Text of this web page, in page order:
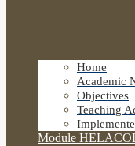
Home
Academic
Objectives
Teaching
Module